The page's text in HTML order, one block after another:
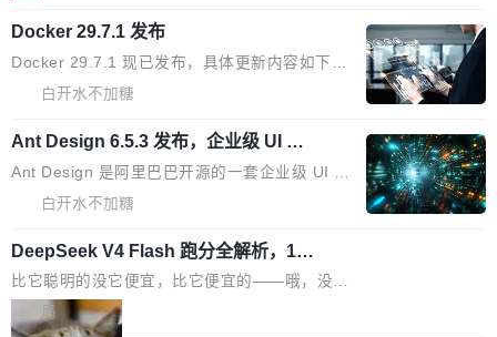
wen3.8 的 API 服务：国内每百万 Tok...
组成：H3-Context-IR 负责多模态指令理解和编
排（闭源，提供 API）；H3-Base 是核心生成模
生成 2K ...
模型 API 调用服务和模型文件。 DeepSeek-V4-
Flash-0731 经过大量后训练工作，智能体能力
大幅增强，指令遵循能力大幅增强。在多项基准
当前最强的闭源模型相媲美。 超算互联网现面向
企业和开发者提供 DeepSeek-V4-Flash-0731
能、安...
Docker 29.7.1 发布
Docker 29.7.1 现已发布，具体更新内容如下：
Bug fixes and enhancements 修复了一个回归
父目录条目的目录的图像。moby/moby#53260
修复了一个回归问题，即CopyToContainer会拒
绝遍历绝对符号链接的容器路径，例如/var/run -
的所有拉取请求和更改，可参阅： docker/cli, 2
9.7.1 milestone moby/moby, 29.7.1 milestone
更新说明：https://github.com/moby/...
白开水不加糖
Ant Design 6.5.3 发布，企业级 UI 设
计语言和 React 实现
Ant Design 是阿里巴巴开源的一套企业级 UI 设
计语言和 React 组件库。Ant Design 6.5.3 现
OTP 使用字符串 mask 时仍采用 type="text" 的
问题，并保留显式 type 配置。#58835 修复 Inp
ut.OTP 的 mask 为 true 时仍显示原始值的问
题。#58805 修复 Input.TextArea 调整大小手柄
白开水不加糖
DeepSeek V4 Flash 跑分全解析，13
个最强模型里它最便宜
比它聪明的没它便宜，比它便宜的——哦，没有
比它便宜的。 Artificial Analysis 更新了 DeepS
局